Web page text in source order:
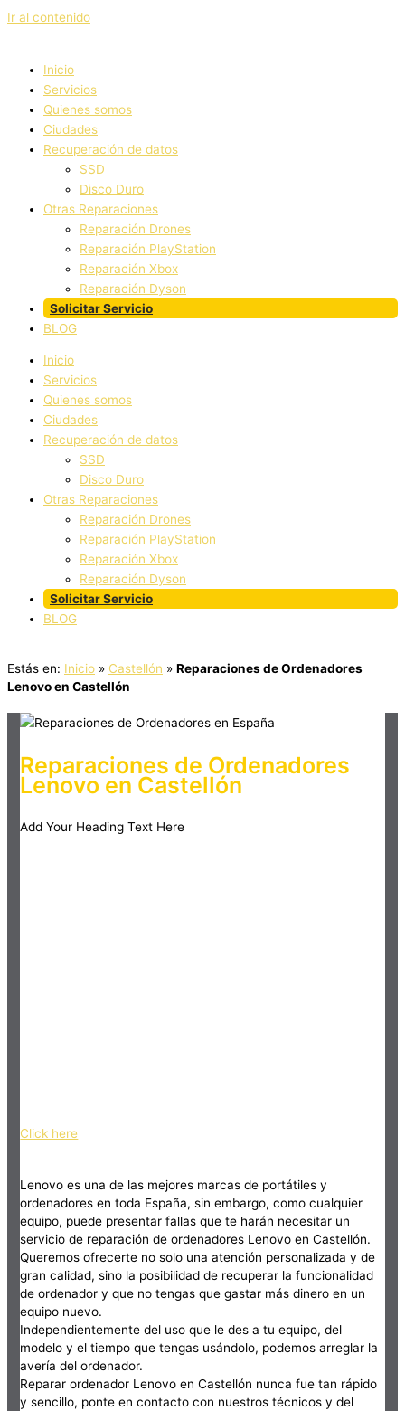
Ir al contenido
Inicio
Servicios
Quienes somos
Ciudades
Recuperación de datos
SSD
Disco Duro
Otras Reparaciones
Reparación Drones
Reparación PlayStation
Reparación Xbox
Reparación Dyson
Solicitar Servicio
BLOG
Inicio
Servicios
Quienes somos
Ciudades
Recuperación de datos
SSD
Disco Duro
Otras Reparaciones
Reparación Drones
Reparación PlayStation
Reparación Xbox
Reparación Dyson
Solicitar Servicio
BLOG
Estás en: Inicio » Castellón » Reparaciones de Ordenadores
Lenovo en Castellón
Reparaciones de Ordenadores
Lenovo en Castellón
Add Your Heading Text Here
Click here
Lenovo es una de las mejores marcas de portátiles y
ordenadores en toda España, sin embargo, como cualquier
equipo, puede presentar fallas que te harán necesitar un
servicio de reparación de ordenadores Lenovo en Castellón.
Queremos ofrecerte no solo una atención personalizada y de
gran calidad, sino la posibilidad de recuperar la funcionalidad
de ordenador y que no tengas que gastar más dinero en un
equipo nuevo.
Independientemente del uso que le des a tu equipo, del
modelo y el tiempo que tengas usándolo, podemos arreglar la
avería del ordenador.
Reparar ordenador Lenovo en Castellón nunca fue tan rápido
y sencillo, ponte en contacto con nuestros técnicos y del